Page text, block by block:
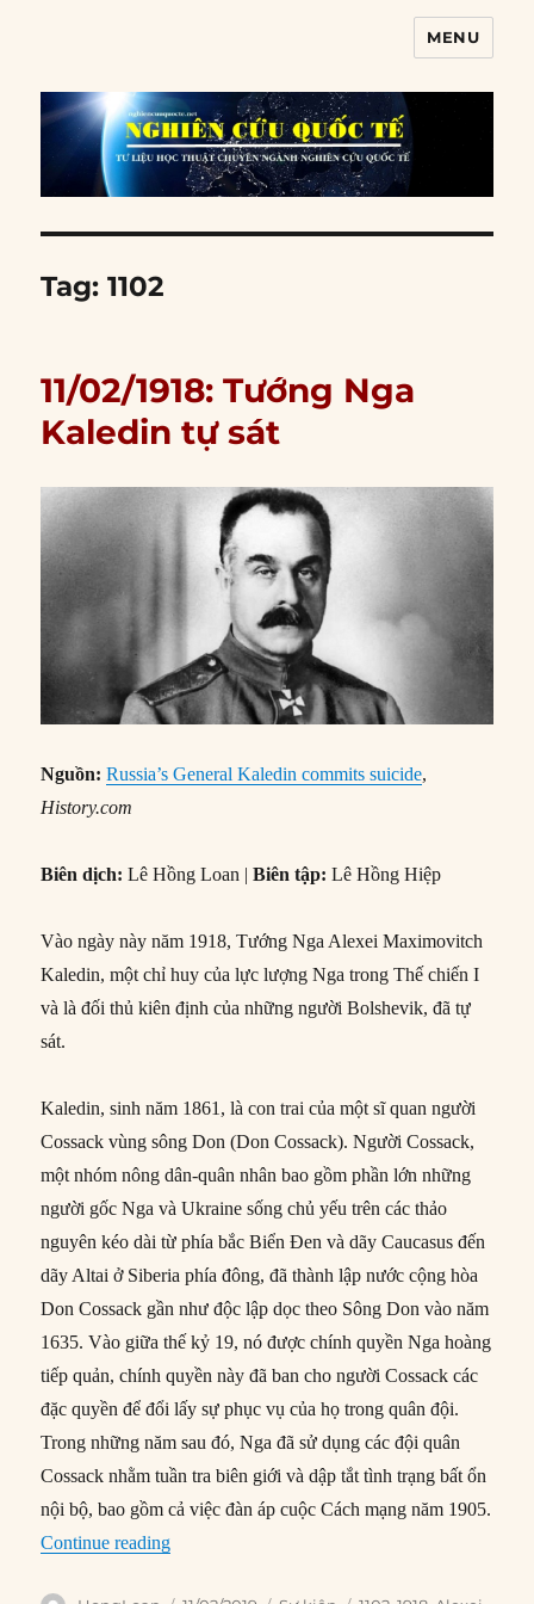
MENU
Tag:1102
11/02/1918: Tướng Nga
Kaledin tự sát
Nguồn:Russia’s General Kaledin commits suicide,
History.com
Biên dịch: Lê Hồng Loan |Biên tập:Lê Hồng Hiệp
Vào ngày này năm 1918, Tướng Nga Alexei Maximovitch
Kaledin, một chỉ huy của lực lượng Nga trong Thế chiến I
và là đối thủ kiên định của những người Bolshevik, đã tự
sát.
Kaledin, sinh năm 1861, là con trai của một sĩ quan người
Cossack vùng sông Don (Don Cossack). Người Cossack,
một nhóm nông dân-quân nhân bao gồm phần lớn những
người gốc Nga và Ukraine sống chủ yếu trên các thảo
nguyên kéo dài từ phía bắc Biển Đen và dãy Caucasus đến
dãy Altai ở Siberia phía đông, đã thành lập nước cộng hòa
Don Cossack gần như độc lập dọc theo Sông Don vào năm
1635. Vào giữa thế kỷ 19, nó được chính quyền Nga hoàng
tiếp quản, chính quyền này đã ban cho người Cossack các
đặc quyền để đổi lấy sự phục vụ của họ trong quân đội.
Trong những năm sau đó, Nga đã sử dụng các đội quân
Cossack nhằm tuần tra biên giới và dập tắt tình trạng bất ổn
nội bộ, bao gồm cả việc đàn áp cuộc Cách mạng năm 1905.
Continue reading“11/02/1918: Tướng Nga Kaledin tự sát”